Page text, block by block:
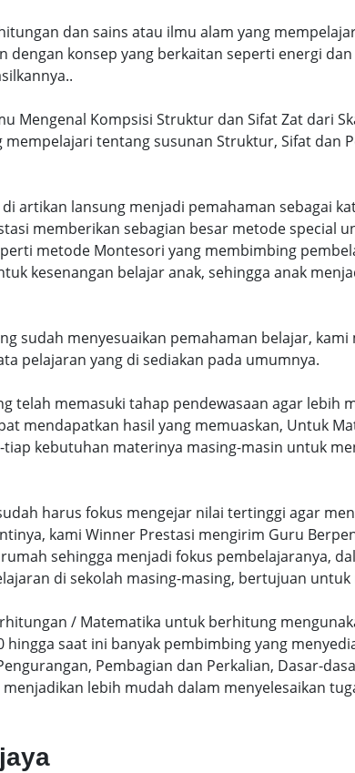
dan sains atau ilmu alam yang
konsep yang berkaitan seperti energi
Mengenal Kompsisi Struktur dan Sifat Zat dari
tentang susunan Struktur, Sifat dan
artikan lansung menjadi pemahaman sebagai
memberikan sebagian besar metode special
metode Montesori yang membimbing
kesenangan belajar anak, sehingga anak
sudah menyesuaikan pemahaman belajar,
pelajaran yang di sediakan pada umumnya.
telah memasuki tahap pendewasaan agar lebih
mendapatkan hasil yang memuaskan, Untuk
kebutuhan materinya masing-masin untuk
harus fokus mengejar nilai tertinggi agar
kami Winner Prestasi mengirim Guru
sehingga menjadi fokus pembelajaranya,
di sekolah masing-masing, bertujuan
/ Matematika untuk berhitung
saat ini banyak pembimbing yang
Pembagian dan Perkalian, Dasar-
lebih mudah dalam menyelesaikan